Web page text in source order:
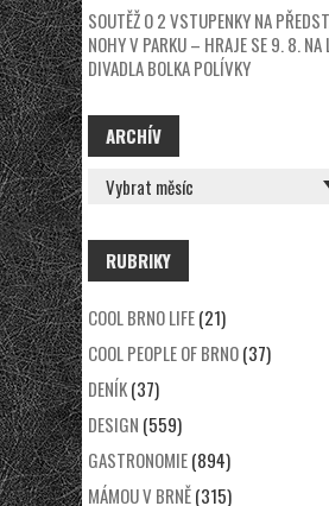
SOUTĚŽ O 2 VSTUPENKY NA
NOHY V PARKU – HRAJE SE 9. 8. NA
DIVADLA BOLKA POLÍVKY
ARCHÍV
ARCHÍV
RUBRIKY
COOL BRNO LIFE(21)
COOL PEOPLE OF BRNO(37)
DENÍK(37)
DESIGN (559)
GASTRONOMIE(894)
MÁMOU V BRNĚ(315)